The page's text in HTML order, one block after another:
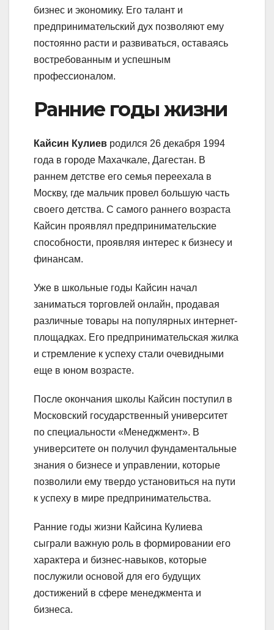
бизнес и экономику. Его талант и
предпринимательский дух позволяют ему
постоянно расти и развиваться, оставаясь
востребованным и успешным
профессионалом.
Ранние годы жизни
Кайсин Кулиев родился 26 декабря 1994
года в городе Махачкале, Дагестан. В
раннем детстве его семья переехала в
Москву, где мальчик провел большую часть
своего детства. С самого раннего возраста
Кайсин проявлял предпринимательские
способности, проявляя интерес к бизнесу и
финансам.
Уже в школьные годы Кайсин начал
заниматься торговлей онлайн, продавая
различные товары на популярных интернет-
площадках. Его предпринимательская жилка
и стремление к успеху стали очевидными
еще в юном возрасте.
После окончания школы Кайсин поступил в
Московский государственный университет
по специальности «Менеджмент». В
университете он получил фундаментальные
знания о бизнесе и управлении, которые
позволили ему твердо установиться на пути
к успеху в мире предпринимательства.
Ранние годы жизни Кайсина Кулиева
сыграли важную роль в формировании его
характера и бизнес-навыков, которые
послужили основой для его будущих
достижений в сфере менеджмента и
бизнеса.